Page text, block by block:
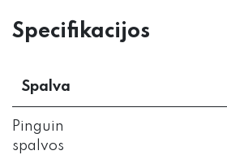
Specifikacijos
Spalva
Pinguin
spalvos